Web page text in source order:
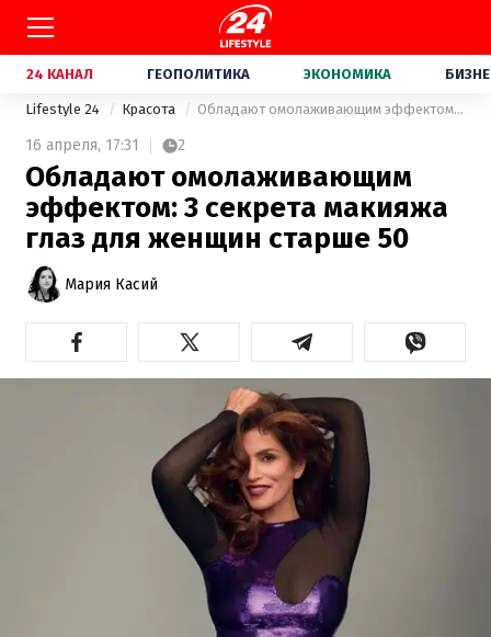
24 КАНАЛ ГЕОПОЛИТИКА ЭКОНОМИКА
Lifestyle 24 Красота Обладают омолаживающим эффектом: 3 секрета макияжа глаз для женщин старше 50
16 апреля, 17:31 2
Обладают омолаживающим
эффектом: 3 секрета макияжа
глаз для женщин старше 50
Мария Касий